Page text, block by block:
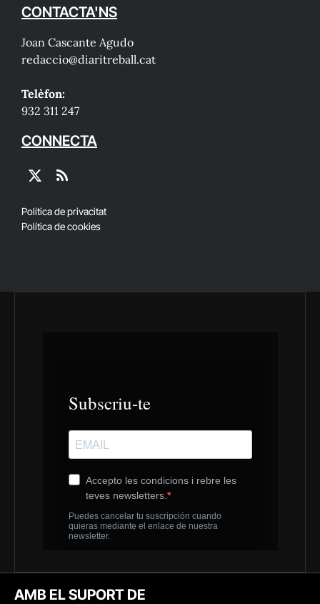
CONTACTA'NS
Joan Cascante Agudo
redaccio@diaritreball.cat
Telèfon:
932 311 247
CONNECTA
X
RSS
Política de privacitat
Política de cookies
AMB EL SUPORT DE